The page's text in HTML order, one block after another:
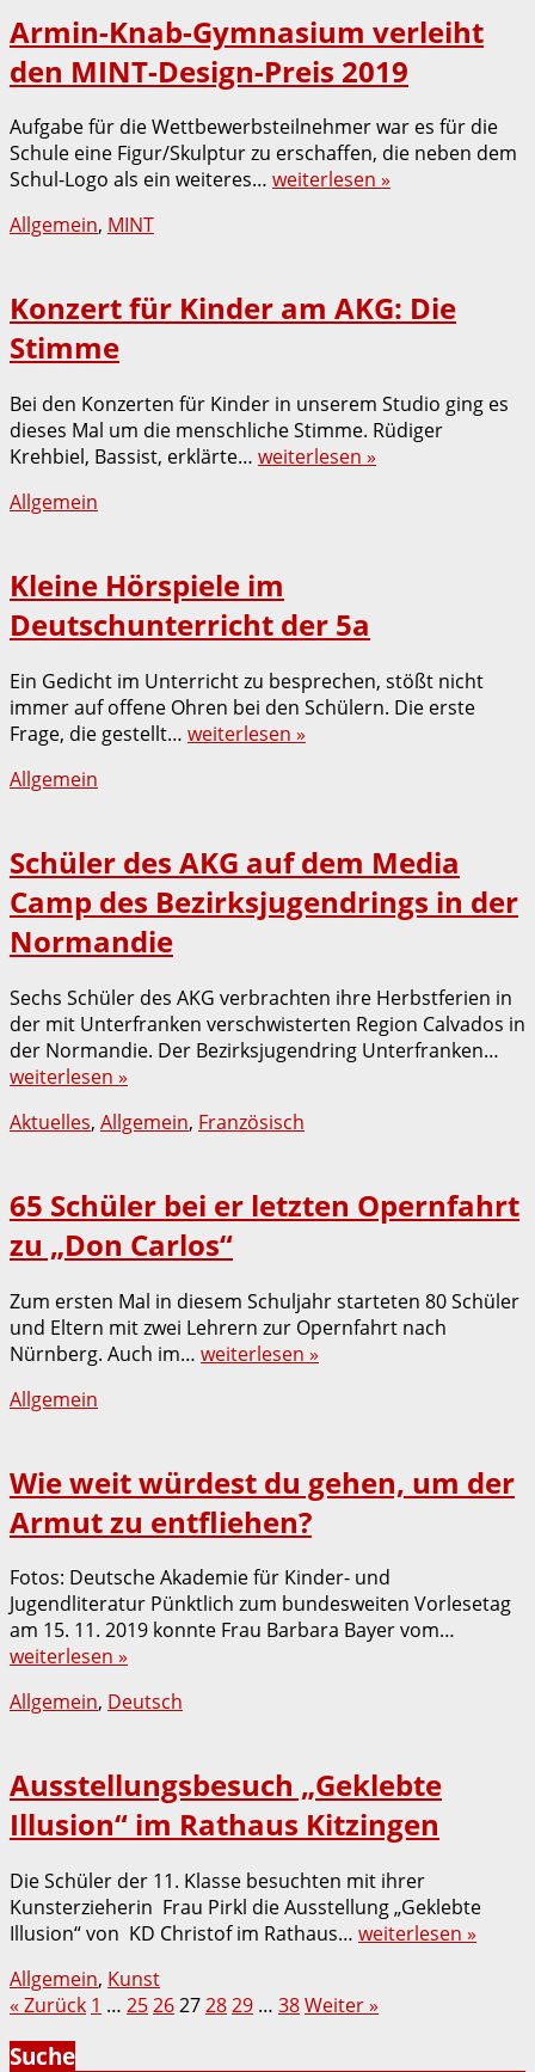
Armin-Knab-Gymnasium verleiht
den MINT-Design-Preis 2019
Aufgabe für die Wettbewerbsteilnehmer war es für die
Schule eine Figur/Skulptur zu erschaffen, die neben dem
Schul-Logo als ein weiteres… weiterlesen »
Allgemein, MINT
Konzert für Kinder am AKG: Die
Stimme
Bei den Konzerten für Kinder in unserem Studio ging es
dieses Mal um die menschliche Stimme. Rüdiger
Krehbiel, Bassist, erklärte… weiterlesen »
Allgemein
Kleine Hörspiele im
Deutschunterricht der 5a
Ein Gedicht im Unterricht zu besprechen, stößt nicht
immer auf offene Ohren bei den Schülern. Die erste
Frage, die gestellt… weiterlesen »
Allgemein
Schüler des AKG auf dem Media
Camp des Bezirksjugendrings in der
Normandie
Sechs Schüler des AKG verbrachten ihre Herbstferien in
der mit Unterfranken verschwisterten Region Calvados in
der Normandie. Der Bezirksjugendring Unterfranken…
weiterlesen »
Aktuelles, Allgemein, Französisch
65 Schüler bei er letzten Opernfahrt
zu „Don Carlos“
Zum ersten Mal in diesem Schuljahr starteten 80 Schüler
und Eltern mit zwei Lehrern zur Opernfahrt nach
Nürnberg. Auch im… weiterlesen »
Allgemein
Wie weit würdest du gehen, um der
Armut zu entfliehen?
Fotos: Deutsche Akademie für Kinder- und
Jugendliteratur Pünktlich zum bundesweiten Vorlesetag
am 15. 11. 2019 konnte Frau Barbara Bayer vom…
weiterlesen »
Allgemein, Deutsch
Ausstellungsbesuch „Geklebte
Illusion“ im Rathaus Kitzingen
Die Schüler der 11. Klasse besuchten mit ihrer
Kunsterzieherin Frau Pirkl die Ausstellung „Geklebte
Illusion“ von KD Christof im Rathaus… weiterlesen »
Allgemein, Kunst
Seitennummerierung
der
« Zurück 1 … 2526272829 … 38Weiter »
Suche